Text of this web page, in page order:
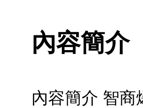
內容簡介
內容簡介 智